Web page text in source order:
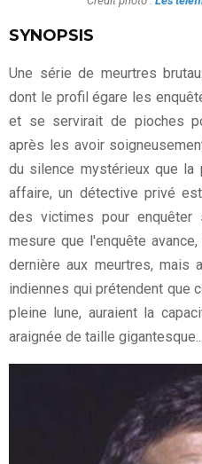
SYNOPSIS
Une série de meurtres
dont le profil égare les
et se servirait de pioches
après les avoir
du silence mystérieux que
affaire, un détective privé
des victimes pour
mesure que l'enquête
dernière aux meurtres, mais
indiennes qui prétendent que
pleine lune, auraient la
araignée de taille gigantesque...